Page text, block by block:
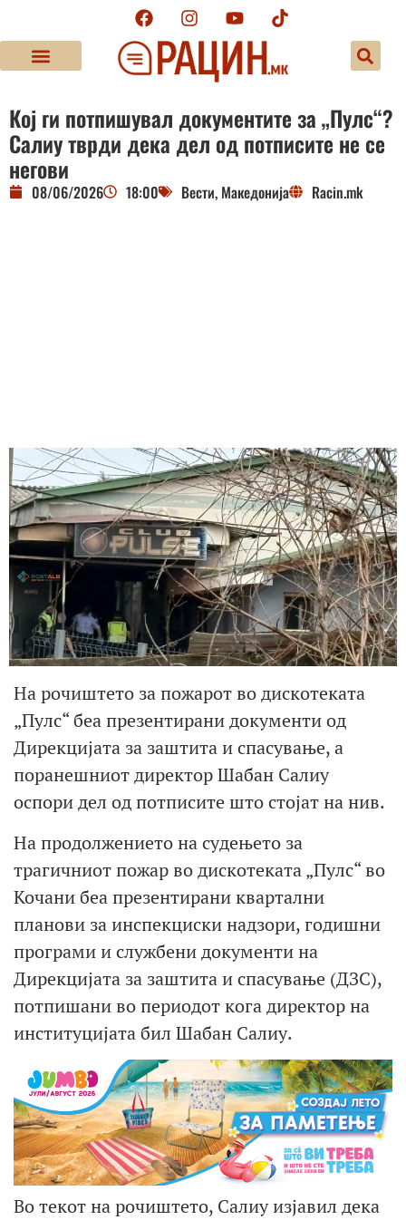
Кој ги потпишувал документите за „Пулс“?
Салиу тврди дека дел од потписите не се
негови
08/06/2026 18:00 Вести, Македонија Racin.mk
На рочиштето за пожарот во дискотеката
„Пулс“ беа презентирани документи од
Дирекцијата за заштита и спасување, а
поранешниот директор Шабан Салиу
оспори дел од потписите што стојат на нив.
На продолжението на судењето за
трагичниот пожар во дискотеката „Пулс“ во
Кочани беа презентирани квартални
планови за инспекциски надзори, годишни
програми и службени документи на
Дирекцијата за заштита и спасување (ДЗС),
потпишани во периодот кога директор на
институцијата бил Шабан Салиу.
Во текот на рочиштето, Салиу изјавил дека